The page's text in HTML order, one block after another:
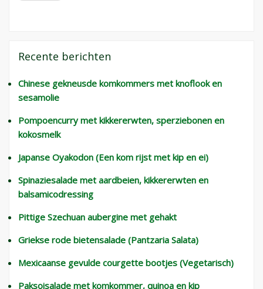
Recente berichten
Chinese gekneusde komkommers met knoflook en
sesamolie
Pompoencurry met kikkererwten, sperziebonen en
kokosmelk
Japanse Oyakodon (Een kom rijst met kip en ei)
Spinaziesalade met aardbeien, kikkererwten en
balsamicodressing
Pittige Szechuan aubergine met gehakt
Griekse rode bietensalade (Pantzaria Salata)
Mexicaanse gevulde courgette bootjes (Vegetarisch)
Paksoisalade met komkommer, quinoa en kip